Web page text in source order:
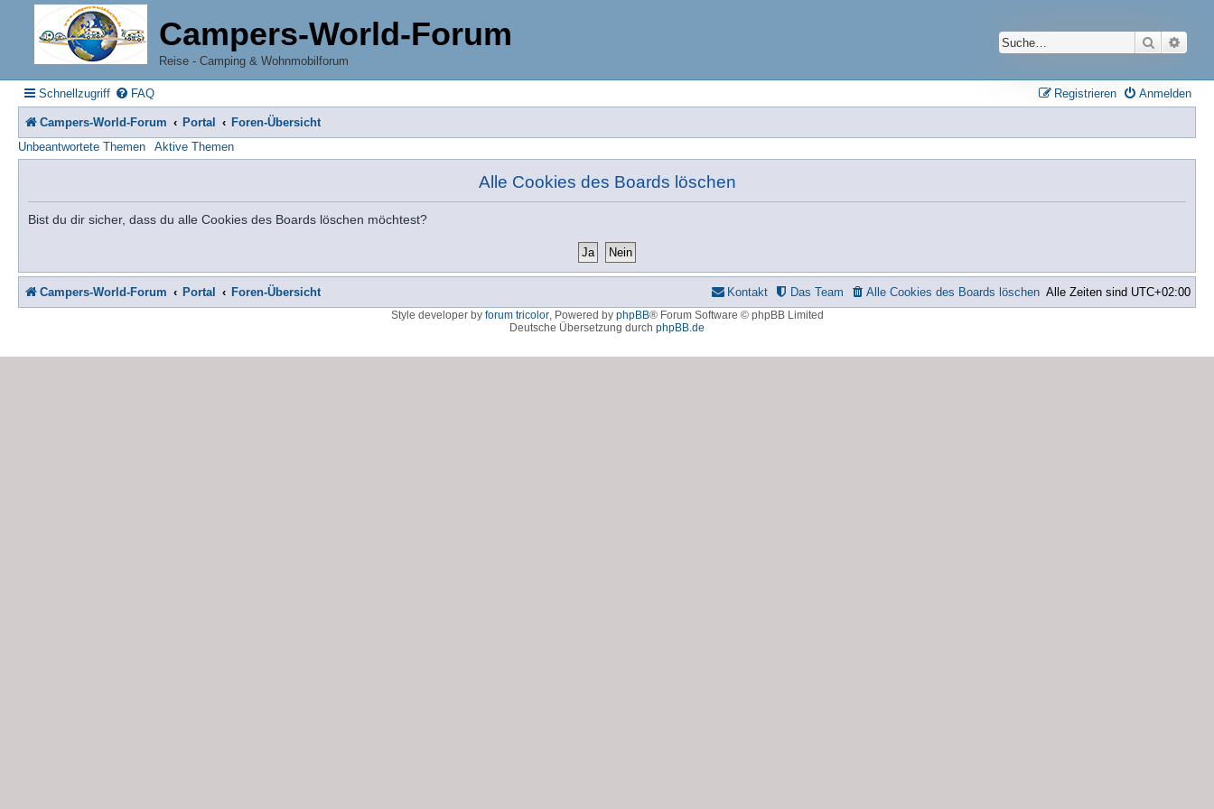
Campers-World-Forum
Reise - Camping & Wohnmobilforum
Suche
Schnellzugriff FAQ Anmelden
Registrieren
Campers-World-Forum Portal
Foren-Übersicht
Unbeantwortete Themen
Aktive Themen
Alle Cookies des Boards löschen
Bist du dir sicher, dass du alle Cookies des Boards löschen möchtest?
Campers-World-Forum Portal Foren-Übersicht Alle Zeiten sind UTC+02:00
Alle Cookies des Boards löschen
Das Team
Kontakt
Style developer by forum tricolor, Powered by phpBB® Forum Software © phpBB Limited
Deutsche Übersetzung durch phpBB.de